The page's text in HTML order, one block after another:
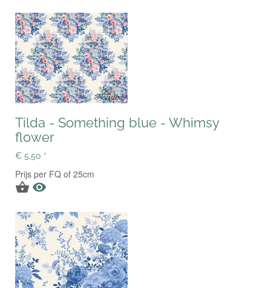
Tilda - Something blue - Whimsy
flower
€ 5,50 *
Prijs per FQ of 25cm
 